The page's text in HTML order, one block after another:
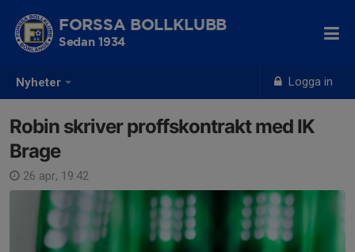
Nyheter Logga in
FORSSA BOLLKLUBB
Sedan 1934
Robin skriver proffskontrakt med IK
Brage
26 apr, 19:42